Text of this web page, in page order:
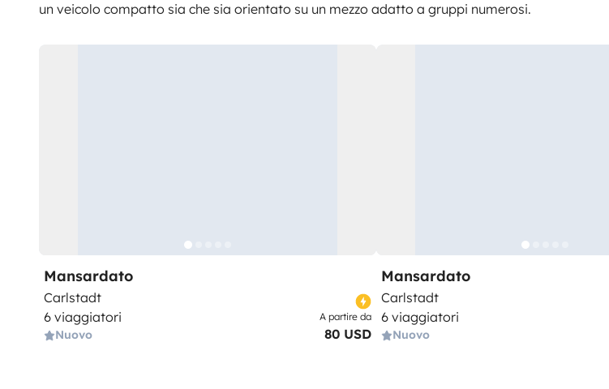
un veicolo compatto sia che sia orientato su un mezzo adatto a gruppi numerosi.
Mansardato
Carlstadt
6 viaggiatori
Nuovo
A partire da
80 USD
Mansardato
Carlstadt
6 viaggiatori
Nuovo